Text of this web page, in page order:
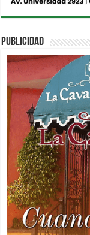
PUBLICIDAD